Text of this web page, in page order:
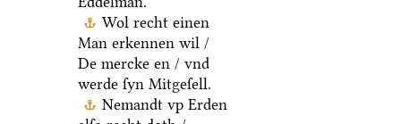
Wol recht einen
Man erkennen wil /
De mercke en / vnd
werde ſyn Mitgeſell.
Nemandt vp Erden